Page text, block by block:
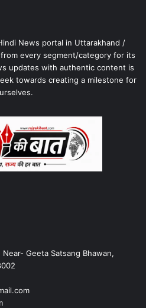
News portal in Uttarakhand /
every segment/category for its
updates with authentic content is
towards creating a milestone for
Near- Geeta Satsang Bhawan,